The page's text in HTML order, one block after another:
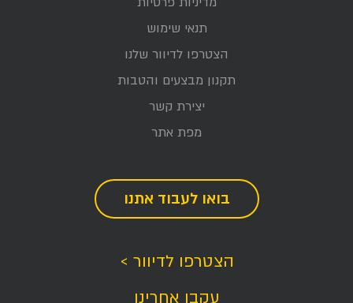
תנאי שימוש
הצטרפו לדיוור שלנו
תקנון מבצעים והטבות
יצירת קשר
מפת אתר
בואו לעבוד אתנו
הצטרפו לדיוור >
עקבו אחרינו